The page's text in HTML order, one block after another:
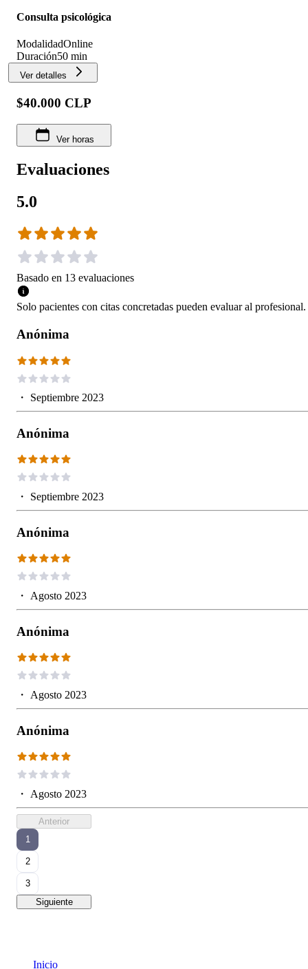
Consulta psicológica
ModalidadOnline
Duración50 min
Ver detalles
$40.000 CLP
Ver horas
Evaluaciones
5.0
Basado en 13 evaluaciones
Solo pacientes con citas concretadas pueden evaluar al profesional.
Anónima
・ Septiembre 2023
Anónima
・ Septiembre 2023
Anónima
・ Agosto 2023
Anónima
・ Agosto 2023
Anónima
・ Agosto 2023
Anterior
1
2
3
Siguiente
Inicio